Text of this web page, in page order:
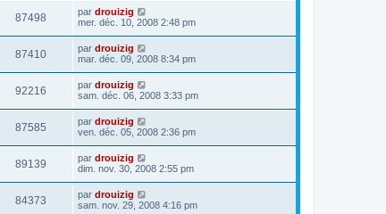
87498 par drouizig
mer. déc. 10, 2008 2:48 pm
87410 par drouizig
mar. déc. 09, 2008 8:34 pm
92216 par drouizig
sam. déc. 06, 2008 3:33 pm
87585 par drouizig
ven. déc. 05, 2008 2:36 pm
89139 par drouizig
dim. nov. 30, 2008 2:55 pm
84373 par drouizig
sam. nov. 29, 2008 4:16 pm